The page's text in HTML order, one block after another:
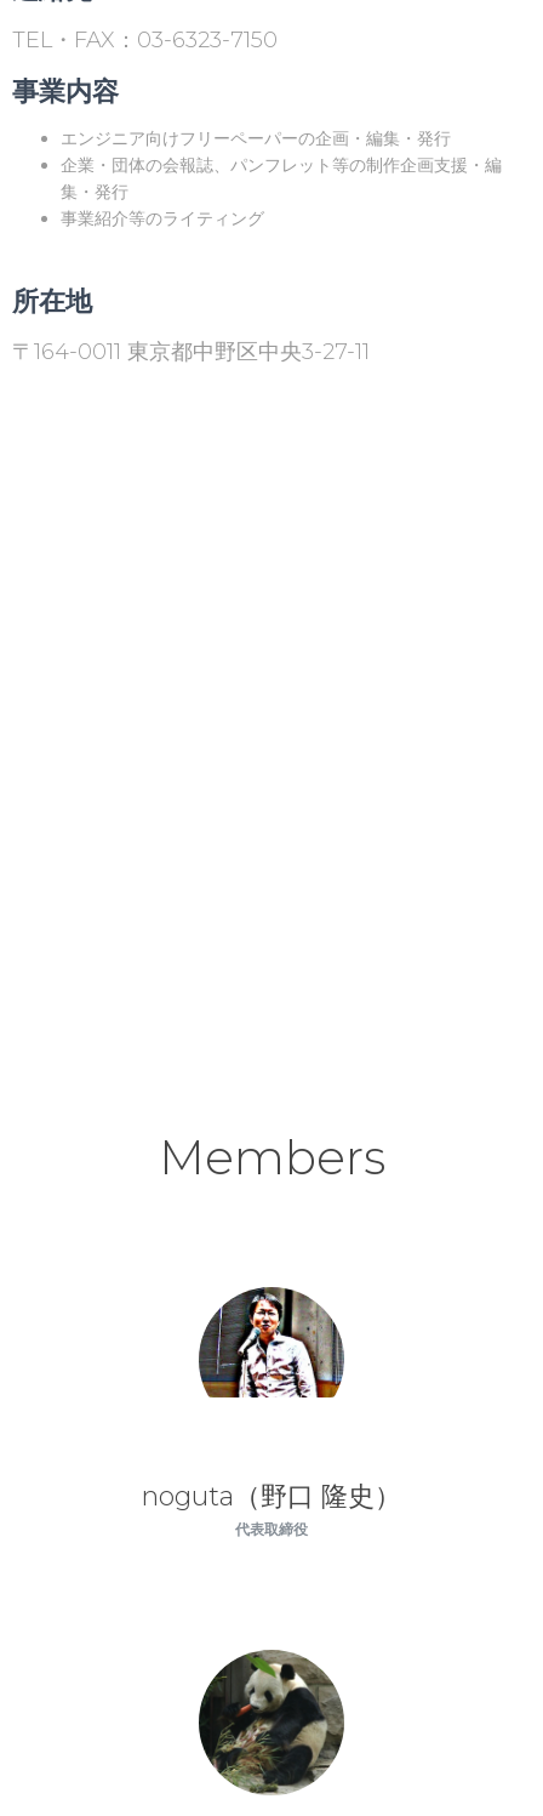
TEL・FAX：03-6323-7150
事業内容
エンジニア向けフリーペーパーの企画・編集・発行
企業・団体の会報誌、パンフレット等の制作企画支援・編
集・発行
事業紹介等のライティング
所在地
〒164-0011 東京都中野区中央3-27-11
Members
noguta（野口 隆史）
代表取締役